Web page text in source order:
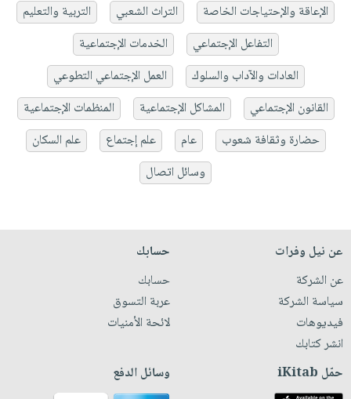
الإعاقة والإحتياجات الخاصة
التراث الشعبي
التربية والتعليم
التفاعل الإجتماعي
الخدمات الإجتماعية
العادات والآداب والسلوك
العمل الإجتماعي التطوعي
القانون الإجتماعي
المشاكل الإجتماعية
المنظمات الإجتماعية
حضارة وثقافة شعوب
عام علم إجتماع
علم السكان
وسائل اتصال
عن نيل وفرات
عن الشركة
سياسة الشركة
فيديوهات
انشر كتابك
حسابك
حسابك
عربة التسوق
لائحة الأمنيات
حمّل iKitab وسائل الدفع